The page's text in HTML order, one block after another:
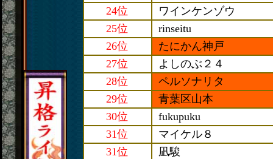
24位
ワインケンゾウ
25位
rinseitu
26位
たにかん神戸
27位
よしのぶ２４
28位
ペルソナリタ
29位
青葉区山本
30位
fukupuku
31位
マイケル８
31位
凪駿